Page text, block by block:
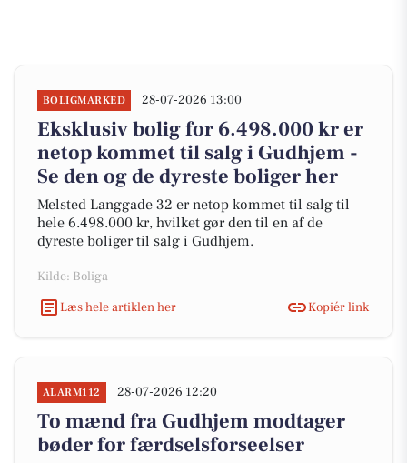
BOLIGMARKED 28-07-2026 13:00
Eksklusiv bolig for 6.498.000 kr er
netop kommet til salg i Gudhjem -
Se den og de dyreste boliger her
Melsted Langgade 32 er netop kommet til salg til
hele 6.498.000 kr, hvilket gør den til en af de
dyreste boliger til salg i Gudhjem.
Kilde: Boliga
Læs hele artiklen her
Kopiér link
ALARM112 28-07-2026 12:20
To mænd fra Gudhjem modtager
bøder for færdselsforseelser